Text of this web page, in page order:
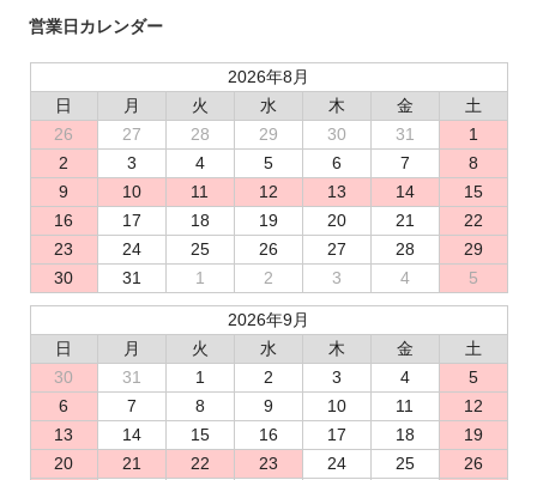
営業日カレンダー
2026年8月
日
月 火 水 木 金
土
26
27 28 29 30 31
1
2
3 4 5 6 7
8
9
10 11 12 13 14
15
16
17 18 19 20 21
22
23
24 25 26 27 28
29
30
31 1 2 3 4 5
2026年9月
日
月 火 水 木 金
土
30
31 1 2 3 4
5
6
7 8 9 10 11
12
13
14 15 16 17 18
19
20
21 22 23 24 25
26